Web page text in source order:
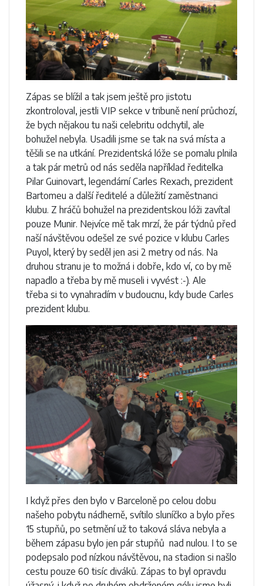
Zápas se blížil a tak jsem ještě pro jistotu
zkontroloval, jestli VIP sekce v tribuně není průchozí,
že bych nějakou tu naši celebritu odchytil, ale
bohužel nebyla. Usadili jsme se tak na svá místa a
těšili se na utkání. Prezidentská lóže se pomalu plnila
a tak pár metrů od nás seděla například ředitelka
Pilar Guinovart, legendární Carles Rexach, prezident
Bartomeu a další ředitelé a důležití zaměstnanci
klubu. Z hráčů bohužel na prezidentskou lóži zavítal
pouze Munir. Nejvíce mě tak mrzí, že pár týdnů před
naší návštěvou odešel ze své pozice v klubu Carles
Puyol, který by seděl jen asi 2 metry od nás. Na
druhou stranu je to možná i dobře, kdo ví, co by mě
napadlo a třeba by mě museli i vyvést :-). Ale
třeba si to vynahradím v budoucnu, kdy bude Carles
prezident klubu.
I když přes den bylo v Barceloně po celou dobu
našeho pobytu nádherně, svítilo sluníčko a bylo přes
15 stupňů, po setmění už to taková sláva nebyla a
během zápasu bylo jen pár stupňů nad nulou. I to se
podepsalo pod nízkou návštěvou, na stadion si našlo
cestu pouze 60 tisíc diváků. Zápas to byl opravdu